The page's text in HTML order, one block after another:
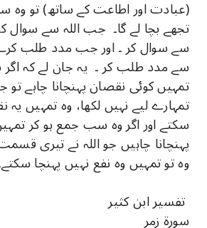
(عبادت اور اطاعت کے ساتھ) تو
تجھے بچا لے گا۔ جب اللہ سے سوال
سے سوال کر ۔ اور جب مدد طلب
سے مدد طلب کر ۔ یہ جان لے کہ
تمہیں کوئی نقصان پہنچانا چاہے تو
تمہارے لیے نہیں لکھا، وہ تمہیں یہ
سکتے اور اگر وہ سب جمع ہو کر
پہنچانا چاہیں جو اللہ نے تیری
وہ تو تمہیں وہ نفع نہیں پہنچا
سورۃ زمر